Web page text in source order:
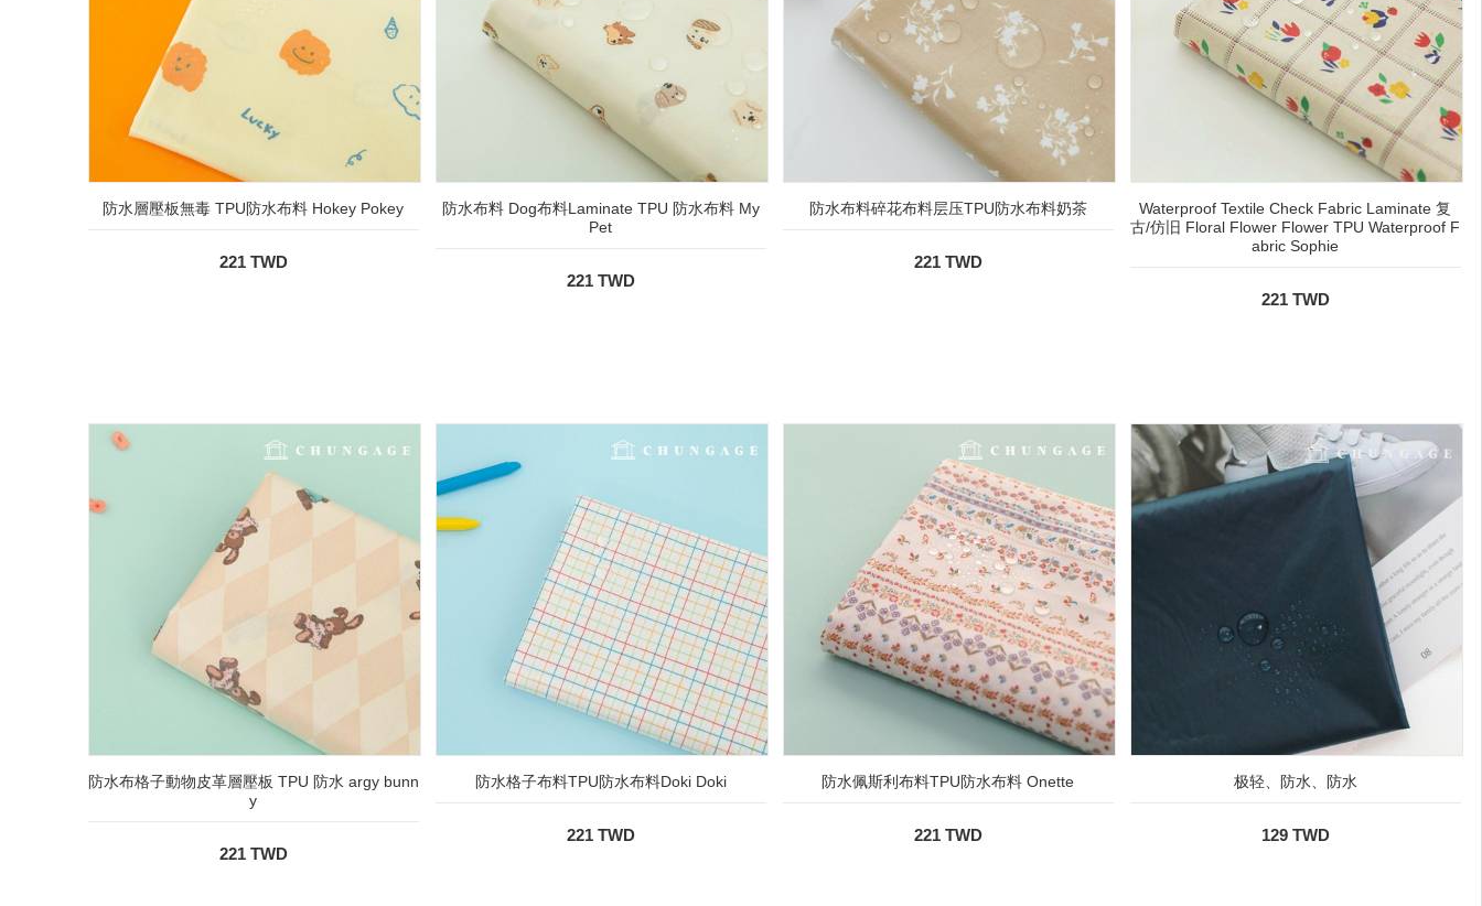
防水層壓板無毒 TPU防水布料 Hokey Pokey
221 TWD
防水布料 Dog布料Laminate TPU 防水布料 My
Pet
221 TWD
防水布料碎花布料层压TPU防水布料奶茶
221 TWD
Waterproof Textile Check Fabric Laminate 复
古/仿旧 Floral Flower Flower TPU Waterproof F
abric Sophie
221 TWD
防水布格子動物皮革層壓板 TPU 防水 argy bunn
y
221 TWD
防水格子布料TPU防水布料Doki Doki
221 TWD
防水佩斯利布料TPU防水布料 Onette
221 TWD
极轻、防水、防水
129 TWD